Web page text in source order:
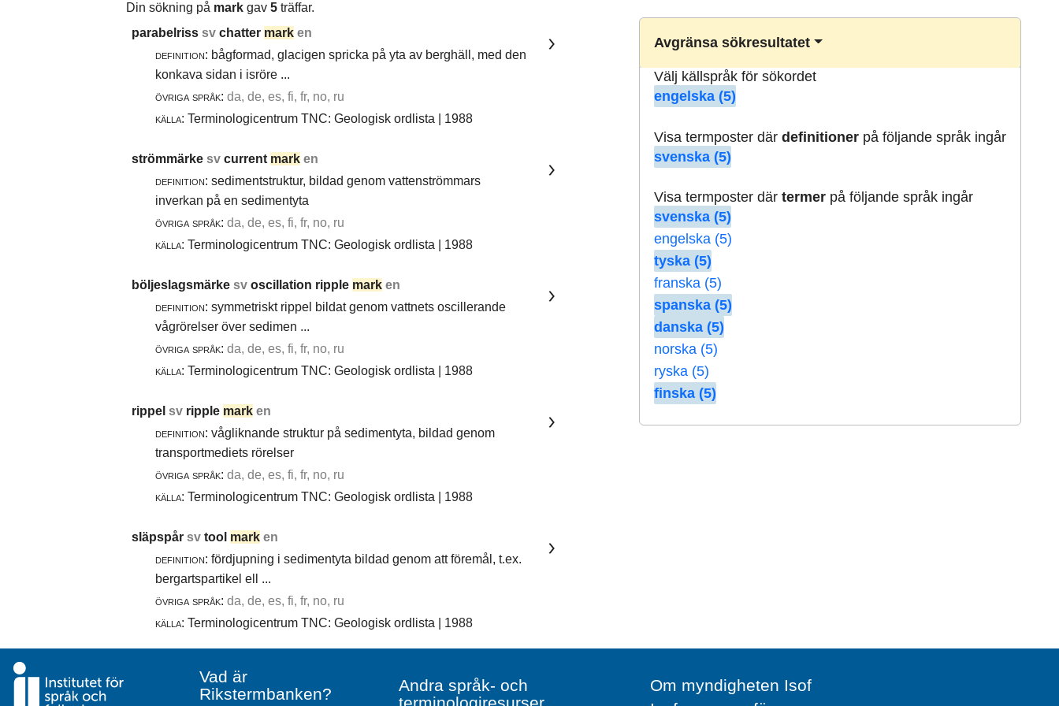
Din sökning på mark gav 5 träffar.
Avgränsa sökresultatet
Välj källspråk för sökordet
engelska (5)
Visa termposter därdefinitioner på följande språk ingår
svenska (5)
Visa termposter därtermer på följande språk ingår
svenska (5)
engelska (5)
tyska (5)
franska (5)
spanska (5)
danska (5)
norska (5)
ryska (5)
finska (5)
parabelriss sv chatter mark en
definition: bågformad, glacigen spricka på yta av berghäll, med den
konkava sidan i isröre ...
övriga språk: da, de, es, fi, fr, no, ru
källa: Terminologicentrum TNC: Geologisk ordlista | 1988
strömmärke sv current mark en
definition: sedimentstruktur, bildad genom vattenströmmars
inverkan på en sedimentyta
övriga språk: da, de, es, fi, fr, no, ru
källa: Terminologicentrum TNC: Geologisk ordlista | 1988
böljeslagsmärke sv oscillation ripple mark en
definition: symmetriskt rippel bildat genom vattnets oscillerande
vågrörelser över sedimen ...
övriga språk: da, de, es, fi, fr, no, ru
källa: Terminologicentrum TNC: Geologisk ordlista | 1988
rippel sv ripple mark en
definition: vågliknande struktur på sedimentyta, bildad genom
transportmediets rörelser
övriga språk: da, de, es, fi, fr, no, ru
källa: Terminologicentrum TNC: Geologisk ordlista | 1988
släpspår sv tool mark en
definition: fördjupning i sedimentyta bildad genom att föremål, t.ex.
bergartspartikel ell ...
övriga språk: da, de, es, fi, fr, no, ru
källa: Terminologicentrum TNC: Geologisk ordlista | 1988
Vad är
Rikstermbanken?
Andra språk- och
Om myndigheten Isof